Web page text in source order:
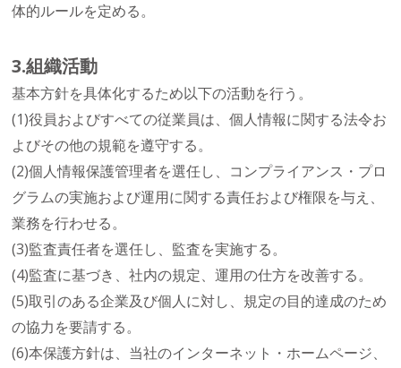
体的ルールを定める。
3.組織活動
基本方針を具体化するため以下の活動を行う。
(1)役員およびすべての従業員は、個人情報に関する法令お
よびその他の規範を遵守する。
(2)個人情報保護管理者を選任し、コンプライアンス・プロ
グラムの実施および運用に関する責任および権限を与え、
業務を行わせる。
(3)監査責任者を選任し、監査を実施する。
(4)監査に基づき、社内の規定、運用の仕方を改善する。
(5)取引のある企業及び個人に対し、規定の目的達成のため
の協力を要請する。
(6)本保護方針は、当社のインターネット・ホームページ、